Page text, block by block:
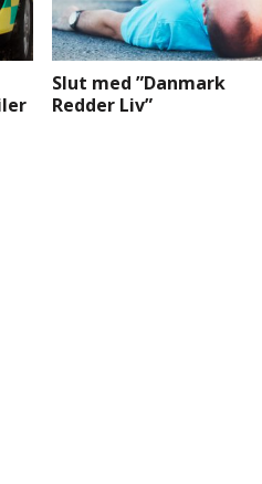
Slut med ”Danmark
Redder Liv”